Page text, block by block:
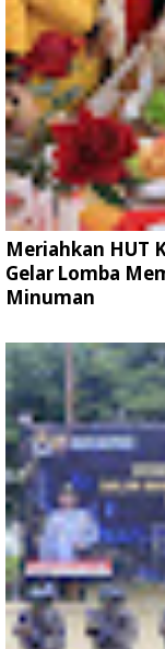
Meriahkan HUT
Gelar Lomba
Minuman